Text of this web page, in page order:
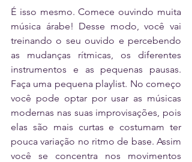
É isso mesmo. Comece ouvindo muita
música árabe! Desse modo, você vai
treinando o seu ouvido e percebendo
as mudanças rítmicas, os diferentes
instrumentos e as pequenas pausas.
Faça uma pequena playlist. No começo
você pode optar por usar as músicas
modernas nas suas improvisações, pois
elas são mais curtas e costumam ter
pouca variação no ritmo de base. Assim
você se concentra nos movimentos